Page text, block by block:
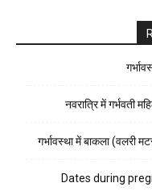
नवरात्रि में गर्भवती
गर्भावस्था में बाकला (वलरी
Dates during